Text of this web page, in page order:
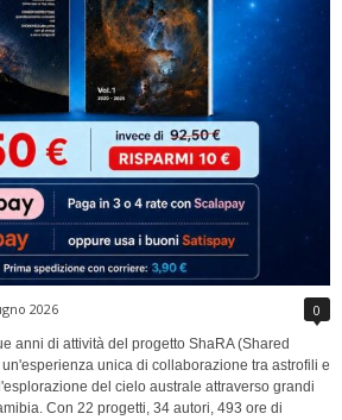
2026 0
anni di attività del progetto ShaRA (Shared
unica di collaborazione tra astrofili e
del cielo australe attraverso grandi
Con 22 progetti, 34 autori, 493 ore di